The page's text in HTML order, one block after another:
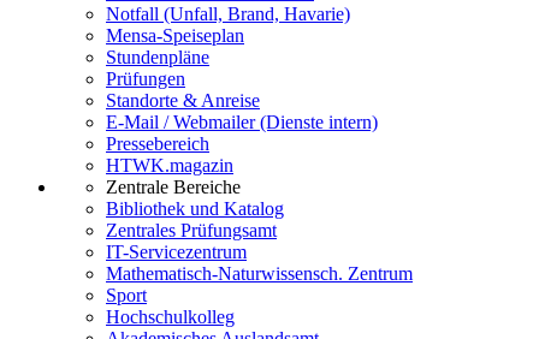
Notfall (Unfall, Brand, Havarie)
Mensa-Speiseplan
Stundenpläne
Prüfungen
Standorte & Anreise
E-Mail / Webmailer (Dienste intern)
Pressebereich
HTWK.magazin
Zentrale Bereiche
Bibliothek und Katalog
Zentrales Prüfungsamt
IT-Servicezentrum
Mathematisch-Naturwissensch. Zentrum
Sport
Hochschulkolleg